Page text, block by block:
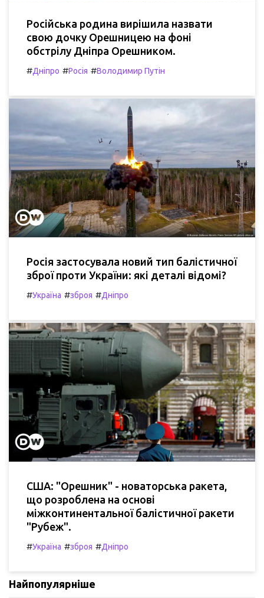
Російська родина вирішила назвати
свою дочку Орешницею на фоні
обстрілу Дніпра Орешником.
#Дніпро #Росія #Володимир Путін
Росія застосувала новий тип балістичної
зброї проти України: які деталі відомі?
#Україна #зброя #Дніпро
США: "Орешник" - новаторська ракета,
що розроблена на основі
міжконтинентальної балістичної ракети
"Рубеж".
#Україна #зброя #Дніпро
Найпопулярніше